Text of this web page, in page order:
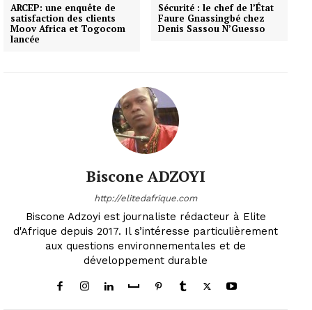
ARCEP: une enquête de
satisfaction des clients
Moov Africa et Togocom
lancée
Sécurité : le chef de l’État
Faure Gnassingbé chez
Denis Sassou N’Guesso
Biscone ADZOYI
http://elitedafrique.com
Biscone Adzoyi est journaliste rédacteur à Elite
d'Afrique depuis 2017. Il s’intéresse particulièrement
aux questions environnementales et de
développement durable